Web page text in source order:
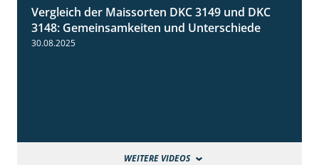
1:56
Vergleich der Maissorten DKC 3149 und DKC
3148: Gemeinsamkeiten und Unterschiede
30.08.2025
WEITERE VIDEOS